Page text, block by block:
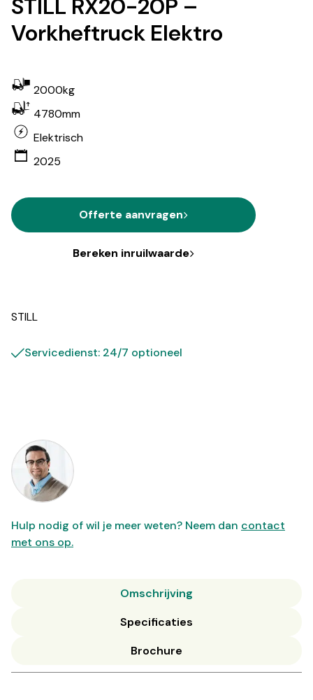
STILL RX20-20P –
Vorkheftruck Elektro
2000kg
4780mm
Elektrisch
2025
Offerte aanvragen
Bereken inruilwaarde
STILL
Servicedienst: 24/7 optioneel
Hulp nodig of wil je meer weten? Neem dan contact
met ons op.
Omschrijving
Specificaties
Brochure